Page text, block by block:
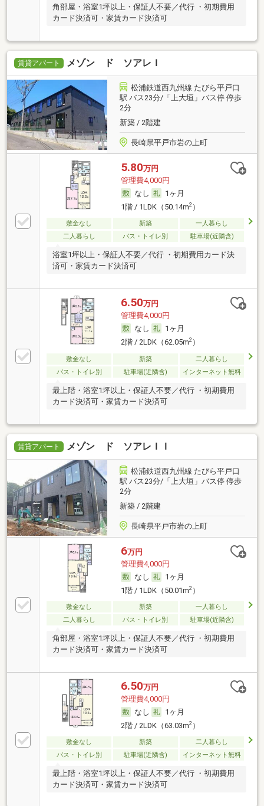
角部屋・浴室1坪以上・保証人不要／代行 ・初期費用
カード決済可・家賃カード決済可
賃貸アパート メゾン ド ソアレＩ
松浦鉄道西九州線 たびら平戸口
駅 バス23分/「上大垣」バス停 停歩
2分
新築 / 2階建
長崎県平戸市岩の上町
5.80万円
管理費4,000円
なし
1ヶ月
1階 / 1LDK（50.14m2）
敷金なし 新築
一人暮らし
二人暮らし
バス・トイレ別 駐車場(近隣含)
浴室1坪以上・保証人不要／代行 ・初期費用カード決
済可・家賃カード決済可
6.50万円
管理費4,000円
なし
1ヶ月
2階 / 2LDK（62.05m2）
敷金なし 新築
二人暮らし
バス・トイレ別
駐車場(近隣含) インターネット無料
最上階・浴室1坪以上・保証人不要／代行 ・初期費用
カード決済可・家賃カード決済可
賃貸アパート メゾン ド ソアレＩＩ
松浦鉄道西九州線 たびら平戸口
駅 バス23分/「上大垣」バス停 停歩
2分
新築 / 2階建
長崎県平戸市岩の上町
6万円
管理費4,000円
なし
1ヶ月
1階 / 1LDK（50.01m2）
敷金なし 新築
一人暮らし
二人暮らし
バス・トイレ別 駐車場(近隣含)
角部屋・浴室1坪以上・保証人不要／代行 ・初期費用
カード決済可・家賃カード決済可
6.50万円
管理費4,000円
なし
1ヶ月
2階 / 2LDK（63.03m2）
敷金なし 新築
二人暮らし
バス・トイレ別
駐車場(近隣含) インターネット無料
最上階・浴室1坪以上・保証人不要／代行 ・初期費用
カード決済可・家賃カード決済可